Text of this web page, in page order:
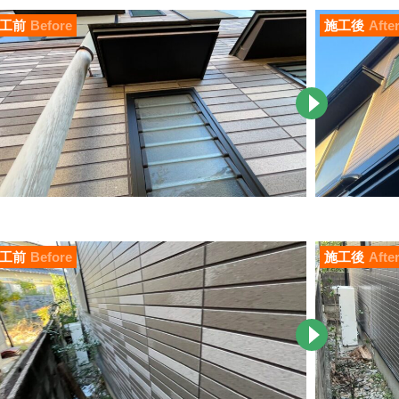
前 Before 施工後 After
前 Before 施工後 After